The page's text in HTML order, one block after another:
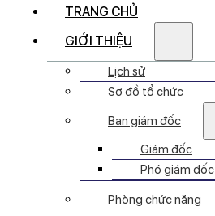
TRANG CHỦ
GIỚI THIỆU
Lịch sử
Sơ đồ tổ chức
Ban giám đốc
Giám đốc
Phó giám đốc
Phòng chức năng